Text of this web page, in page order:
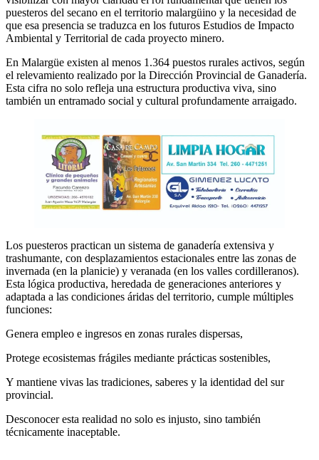
puesteros del secano en el territorio malargüino y la necesidad de
que esa presencia se traduzca en los futuros Estudios de Impacto
Ambiental y Territorial de cada proyecto minero.
En Malargüe existen al menos 1.364 puestos rurales activos, según
el relevamiento realizado por la Dirección Provincial de Ganadería.
Esta cifra no solo refleja una estructura productiva viva, sino
también un entramado social y cultural profundamente arraigado.
Los puesteros practican un sistema de ganadería extensiva y
trashumante, con desplazamientos estacionales entre las zonas de
invernada (en la planicie) y veranada (en los valles cordilleranos).
Esta lógica productiva, heredada de generaciones anteriores y
adaptada a las condiciones áridas del territorio, cumple múltiples
funciones:
Genera empleo e ingresos en zonas rurales dispersas,
Protege ecosistemas frágiles mediante prácticas sostenibles,
Y mantiene vivas las tradiciones, saberes y la identidad del sur
provincial.
Desconocer esta realidad no solo es injusto, sino también
técnicamente inaceptable.